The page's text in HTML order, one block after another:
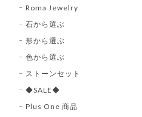
Roma Jewelry
石から選ぶ
形から選ぶ
色から選ぶ
ストーンセット
◆SALE◆
Plus One 商品